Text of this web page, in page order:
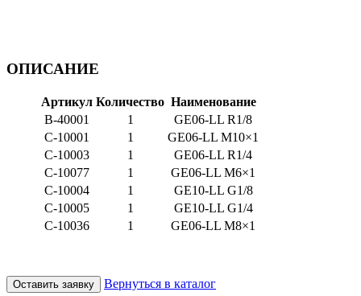
ОПИСАНИЕ
Артикул Количество Наименование
B-40001
1
GE06-LL R1/8
C-10001
1
GE06-LL M10×1
C-10003
1
GE06-LL R1/4
C-10077
1
GE06-LL M6×1
C-10004
1
GE10-LL G1/8
C-10005
1
GE10-LL G1/4
С-10036
1 GE06-LL M8×1
Оставить заявку Вернуться в каталог